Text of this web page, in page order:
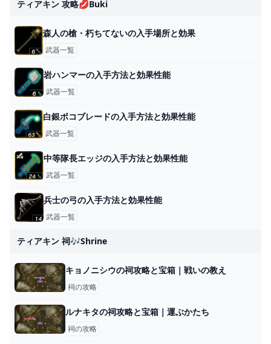
ティアキン 攻略💋buki
森人の槍・朽ちてないの入手場所と効果
武器一覧
岩ハンマーの入手方法と効果性能
武器一覧
白銀ボコブレードの入手方法と効果性能
武器一覧
中等隊長エッジの入手方法と効果性能
武器一覧
兵士の弓の入手方法と効果性能
武器一覧
ティアキン 祠🎶shrine
キョノニシウの祠攻略と宝箱｜戦いの教え
祠の攻略
ルナキタの祠攻略と宝箱｜運ぶかたち
祠の攻略